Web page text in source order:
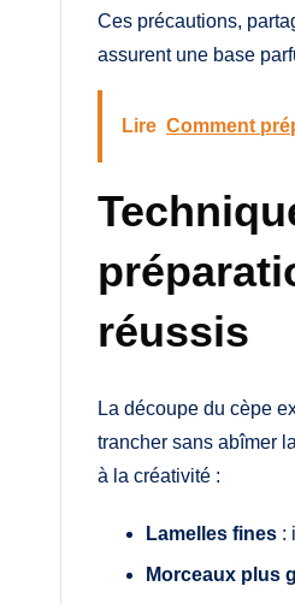
Ces précautions,
assurent une base
Lire Comment
réussis
La découpe du cèpe
trancher sans abîmer
à la créativité :
Lamelles fines :
Morceaux plus